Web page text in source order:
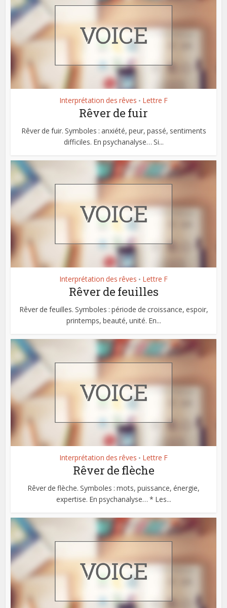
Interprétation des rêves • Lettre F
Rêver de fuir
Rêver de fuir. Symboles : anxiété, peur, passé, sentiments
difficiles. En psychanalyse… Si...
Interprétation des rêves • Lettre F
Rêver de feuilles
Rêver de feuilles. Symboles : période de croissance, espoir,
printemps, beauté, unité. En...
Interprétation des rêves • Lettre F
Rêver de flèche
Rêver de flèche. Symboles : mots, puissance, énergie,
expertise. En psychanalyse… * Les...